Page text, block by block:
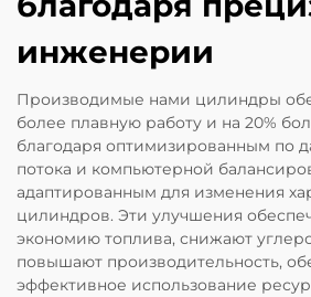
инженерии
Производимые нами цилиндры
более плавную работу и на 20%
благодаря оптимизированным по
потока и компьютерной
адаптированным для изменения
цилиндров. Эти улучшения
экономию топлива, снижают
повышают производительность,
эффективное использование